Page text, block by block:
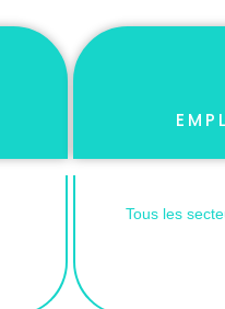
Tous les